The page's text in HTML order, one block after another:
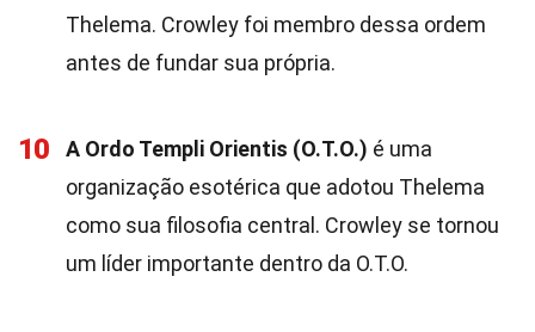
Thelema. Crowley foi membro dessa ordem
antes de fundar sua própria.
10 A Ordo Templi Orientis (O.T.O.) é uma
organização esotérica que adotou Thelema
como sua filosofia central. Crowley se tornou
um líder importante dentro da O.T.O.